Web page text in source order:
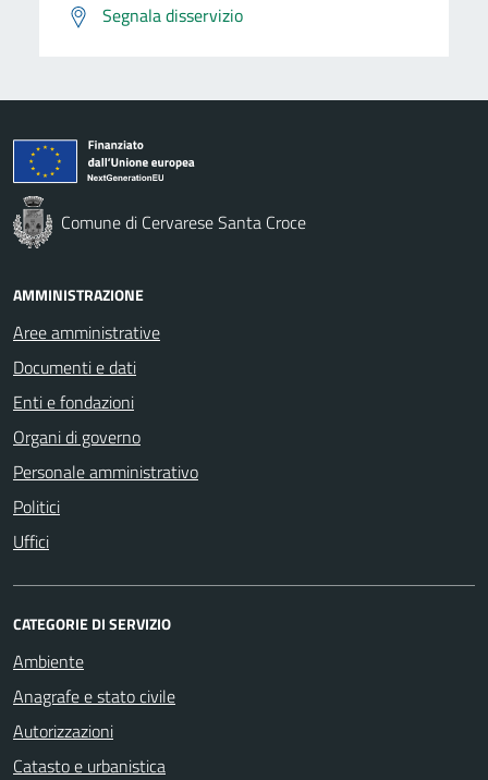
Segnala disservizio
Comune di Cervarese Santa Croce
AMMINISTRAZIONE
Aree amministrative
Documenti e dati
Enti e fondazioni
Organi di governo
Personale amministrativo
Politici
Uffici
CATEGORIE DI SERVIZIO
Ambiente
Anagrafe e stato civile
Autorizzazioni
Catasto e urbanistica